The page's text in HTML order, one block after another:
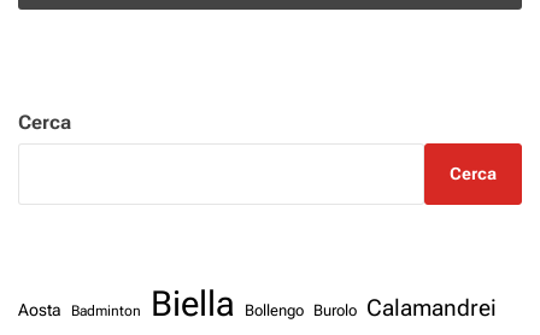
Cerca
Cerca
Aosta Badminton Biella Bollengo Burolo Calamandrei